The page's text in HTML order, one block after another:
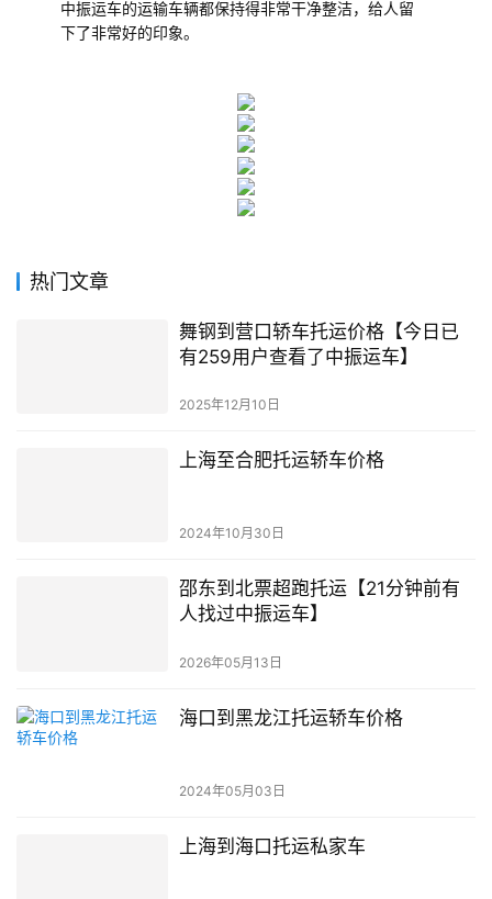
中振运车的运输车辆都保持得非常干净整洁，给人留
下了非常好的印象。
热门文章
舞钢到营口轿车托运价格【今日已
有259用户查看了中振运车】
2025年12月10日
上海至合肥托运轿车价格
2024年10月30日
邵东到北票超跑托运【21分钟前有
人找过中振运车】
2026年05月13日
海口到黑龙江托运轿车价格
2024年05月03日
上海到海口托运私家车